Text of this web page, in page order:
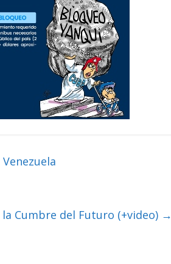
Cumbre del Futuro (+video) →